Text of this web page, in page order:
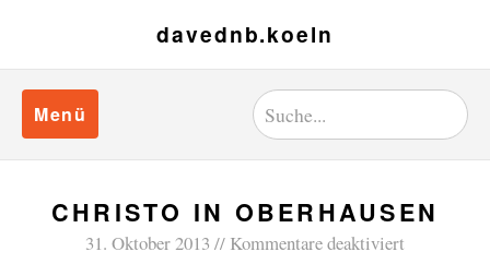
davednb.koeln
Menü
CHRISTO IN OBERHAUSEN
31. Oktober 2013 Kommentare deaktiviert